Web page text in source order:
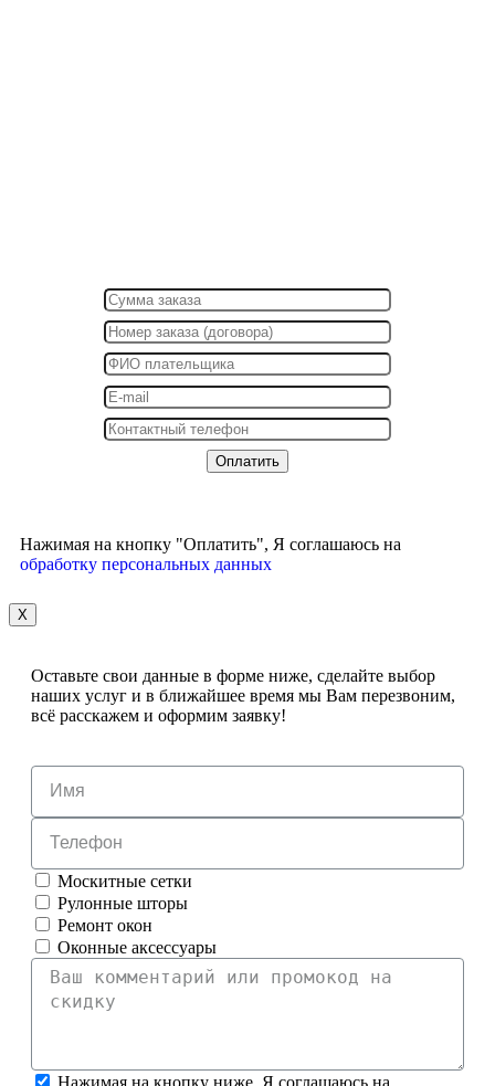
Нажимая на кнопку "Оплатить", Я соглашаюсь на
обработку персональных данных
X
Оставьте свои данные в форме ниже, сделайте выбор
наших услуг и в ближайшее время мы Вам перезвоним,
всё расскажем и оформим заявку!
Москитные сетки
Рулонные шторы
Ремонт окон
Оконные аксессуары
Нажимая на кнопку ниже, Я соглашаюсь на